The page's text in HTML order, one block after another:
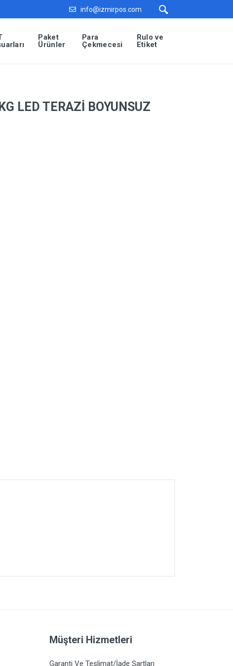
info@izmirpos.com
Paket
Ürünler
Para
Çekmecesi
Rulo ve
Etiket
LED TERAZİ BOYUNSUZ
Müşteri Hizmetleri
Garanti Ve Teslimat/İade Şartları